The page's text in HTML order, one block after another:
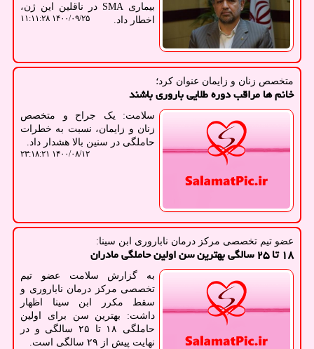
بیماری SMA در ناقلین این ژن،
اخطار داد.
۱۴۰۰/۰۹/۲۵ ۱۱:۱۱:۲۸
متخصص زنان و زایمان عنوان كرد؛
خانم ها مراقب دوره طلایی باروری باشند
سلامت: یک جراح و متخصص
زنان و زایمان، نسبت به خطرات
حاملگی در سنین بالا هشدار داد.
۱۴۰۰/۰۸/۱۲ ۲۳:۱۸:۲۱
عضو تیم تخصصی مركز درمان ناباروری ابن سینا:
۱۸ تا ۲۵ سالگی بهترین سن اولین حاملگی مادران
به گزارش سلامت عضو تیم
تخصصی مرکز درمان ناباروری و
سقط مکرر ابن سینا اظهار
داشت: بهترین سن برای اولین
حاملگی ۱۸ تا ۲۵ سالگی و در
نهایت پیش از ۲۹ سالگی است.